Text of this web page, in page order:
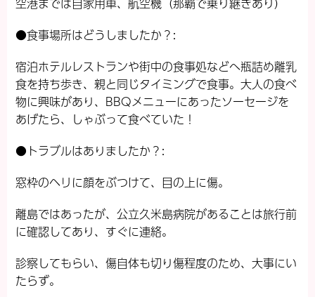
●食事場所はどうしましたか？:
宿泊ホテルレストランや街中の食事処などへ瓶詰め離乳
食を持ち歩き、親と同じタイミングで食事。大人の食べ
物に興味があり、BBQメニューにあったソーセージを
あげたら、しゃぶって食べていた！
●トラブルはありましたか？:
窓枠のヘリに顔をぶつけて、目の上に傷。
離島ではあったが、公立久米島病院があることは旅行前
に確認してあり、すぐに連絡。
診察してもらい、傷自体も切り傷程度のため、大事にい
たらず。